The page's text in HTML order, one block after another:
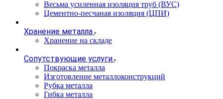
Весьма усиленная изоляция труб (ВУС)
Цементно-песчаная изоляция (ЦПИ)
Хранение металла
Хранение на складе
Сопутствующие услуги
Покраска металла
Изготовление металлоконструкций
Рубка металла
Гибка металла